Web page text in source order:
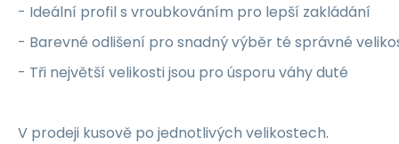
- Ideální profil s vroubkováním pro lepší zakládání
- Barevné odlišení pro snadný výběr té správné
- Tři největší velikosti jsou pro úsporu váhy duté
V prodeji kusově po jednotlivých velikostech.